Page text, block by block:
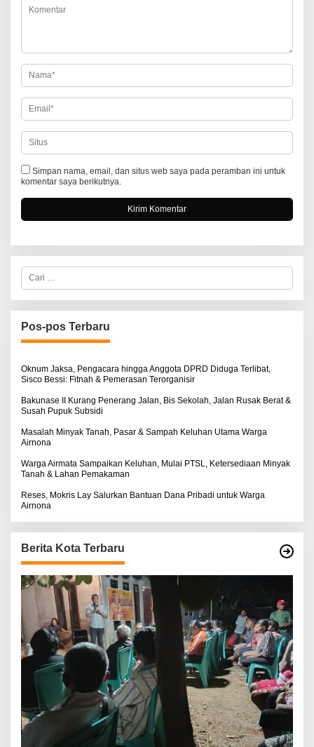
o
s
Simpan nama, email, dan situs web saya pada peramban ini untuk
komentar saya berikutnya.
C
r
i
u
n
u
:
Pos-pos Terbaru
Oknum Jaksa, Pengacara hingga Anggota DPRD Diduga Terlibat,
Sisco Bessi: Fitnah & Pemerasan Terorganisir
Bakunase II Kurang Penerang Jalan, Bis Sekolah, Jalan Rusak Berat &
Susah Pupuk Subsidi
Masalah Minyak Tanah, Pasar & Sampah Keluhan Utama Warga
Airnona
Warga Airmata Sampaikan Keluhan, Mulai PTSL, Ketersediaan Minyak
Tanah & Lahan Pemakaman
Reses, Mokris Lay Salurkan Bantuan Dana Pribadi untuk Warga
Airnona
Berita Kota Terbaru